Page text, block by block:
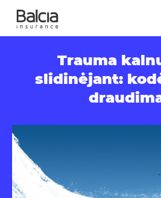
Trauma
slidinėjant: